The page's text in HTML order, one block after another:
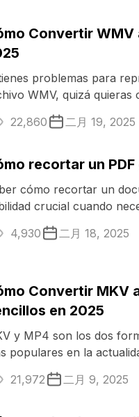
Convertir WMV
problemas para
WMV, quizá quieras
tu vídeo WMV a
22,860 二月 19, 2025
recortar un
cómo recortar un
crucial cuando
centrarte en un ...
4,930 二月 18, 2025
Convertir MKV
en 2025
y MP4 son los dos
populares en la
de uno a otro para
21,972 二月 9, 2025